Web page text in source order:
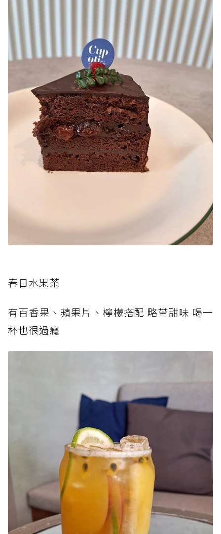
春日水果茶
有百香果、蘋果片、檸檬搭配 略帶甜味 喝一
杯也很過癮